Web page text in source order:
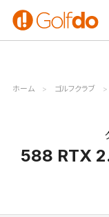
ゴルフ
クラブ
ゴ
ホーム ゴルフクラブ
588 RTX